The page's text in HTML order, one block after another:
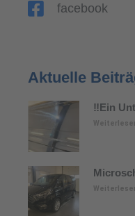
facebook
Aktuelle
‼️Ein
Weiterlesen
Weiterlesen